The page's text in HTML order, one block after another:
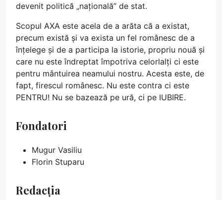
devenit politică „națională” de stat.
Scopul AXA este acela de a arăta că a existat,
precum există și va exista un fel românesc de a
înțelege și de a participa la istorie, propriu nouă și
care nu este îndreptat împotriva celorlalți ci este
pentru mântuirea neamului nostru. Acesta este, de
fapt, firescul românesc. Nu este contra ci este
PENTRU! Nu se bazează pe ură, ci pe IUBIRE.
Fondatori
Mugur Vasiliu
Florin Stuparu
Redacția